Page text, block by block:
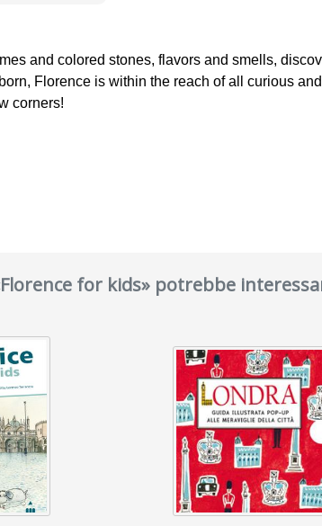
and colored stones, flavors and smells,
Florence is within the reach of all curious
corners!
for kids» potrebbe